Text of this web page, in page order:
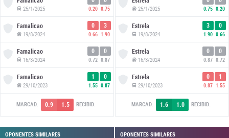
25/1/2025 0.20 0.75
Famalicao
19/8/2024
0
0.66
3
1.90
Famalicao
16/3/2024
0
0.72
0
0.87
Famalicao
29/10/2023
1
1.55
0
0.87
MARCAD. 0.9 1.5 RECIBID.
OPONENTES SIMILARES
25/1/2025 0.75 0.20
Estrela
19/8/2024
3
1.90
0
0.66
Estrela
16/3/2024
0
0.87
0
0.72
Estrela
29/10/2023
0
0.87
1
1.55
MARCAD. 1.6 1.0 RECIBID.
OPONENTES SIMILARES